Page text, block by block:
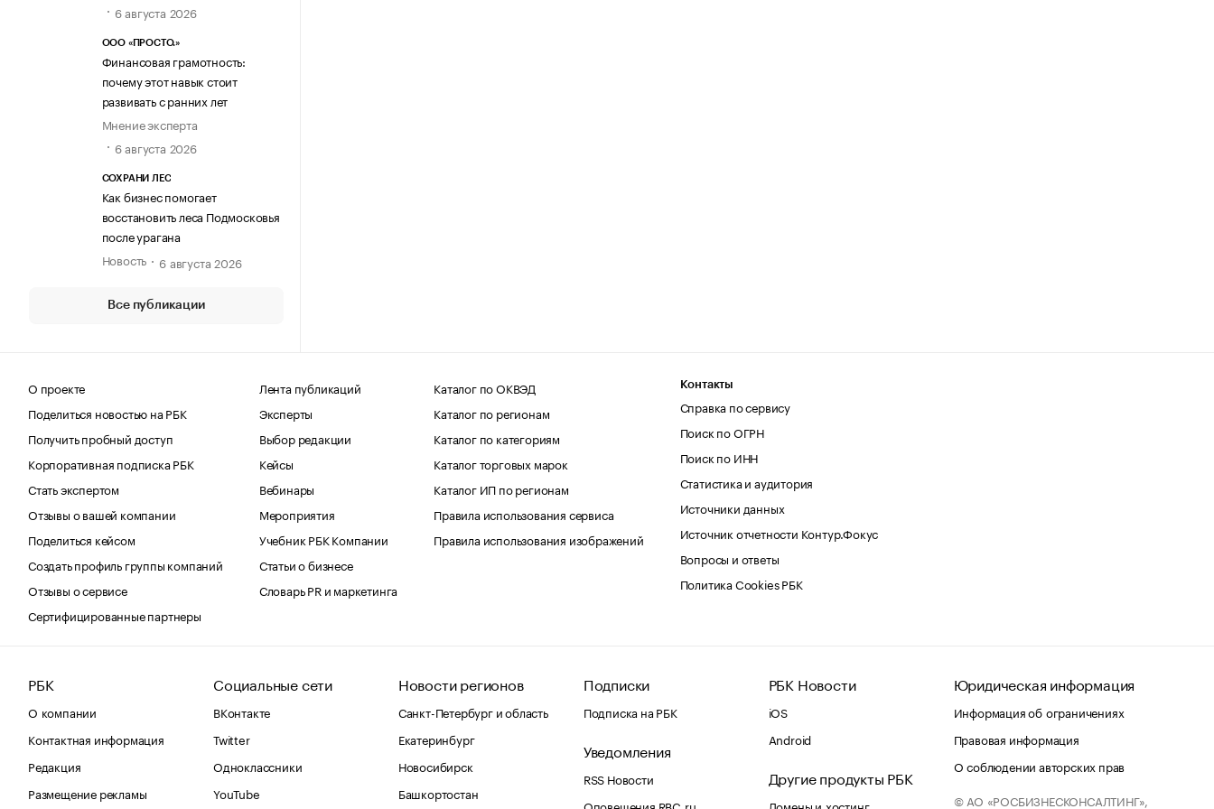
6 августа 2026
ООО «ПРОСТО.»
Финансовая грамотность:
почему этот навык стоит
развивать с ранних лет
Мнение эксперта
6 августа 2026
СОХРАНИ ЛЕС
Как бизнес помогает
восстановить леса Подмосковья
после урагана
Новость
6 августа 2026
Все публикации
О проекте
Поделиться новостью на РБК
Получить пробный доступ
Корпоративная подписка РБК
Стать экспертом
Отзывы о вашей компании
Поделиться кейсом
Создать профиль группы компаний
Отзывы о сервисе
Сертифицированные партнеры
Лента публикаций
Эксперты
Выбор редакции
Кейсы
Вебинары
Мероприятия
Учебник РБК Компании
Статьи о бизнесе
Словарь PR и маркетинга
Каталог по ОКВЭД
Каталог по регионам
Каталог по категориям
Каталог торговых марок
Каталог ИП по регионам
Правила использования сервиса
Правила использования изображений
Контакты
Справка по сервису
Поиск по ОГРН
Поиск по ИНН
Статистика и аудитория
Источники данных
Источник отчетности Контур.Фокус
Вопросы и ответы
Политика Cookies РБК
РБК
О компании
Контактная информация
Редакция
Размещение рекламы
Социальные сети
ВКонтакте
Twitter
Одноклассники
YouTube
Новости регионов
Санкт-Петербург и область
Екатеринбург
Новосибирск
Башкортостан
Подписки
Подписка на РБК
Уведомления
RSS Новости
Оповещения RBC.ru
РБК Новости
iOS
Android
Другие продукты РБК
Домены и хостинг
Юридическая информация
Информация об ограничениях
Правовая информация
О соблюдении авторских прав
© АО «РОСБИЗНЕСКОНСАЛТИНГ»,